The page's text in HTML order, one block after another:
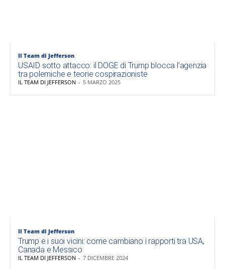
Il Team di Jefferson
USAID sotto attacco: il DOGE di Trump blocca l’agenzia
tra polemiche e teorie cospirazioniste
IL TEAM DI JEFFERSON - 5 MARZO 2025
Il Team di Jefferson
Trump e i suoi vicini: come cambiano i rapporti tra USA,
Canada e Messico
IL TEAM DI JEFFERSON - 7 DICEMBRE 2024